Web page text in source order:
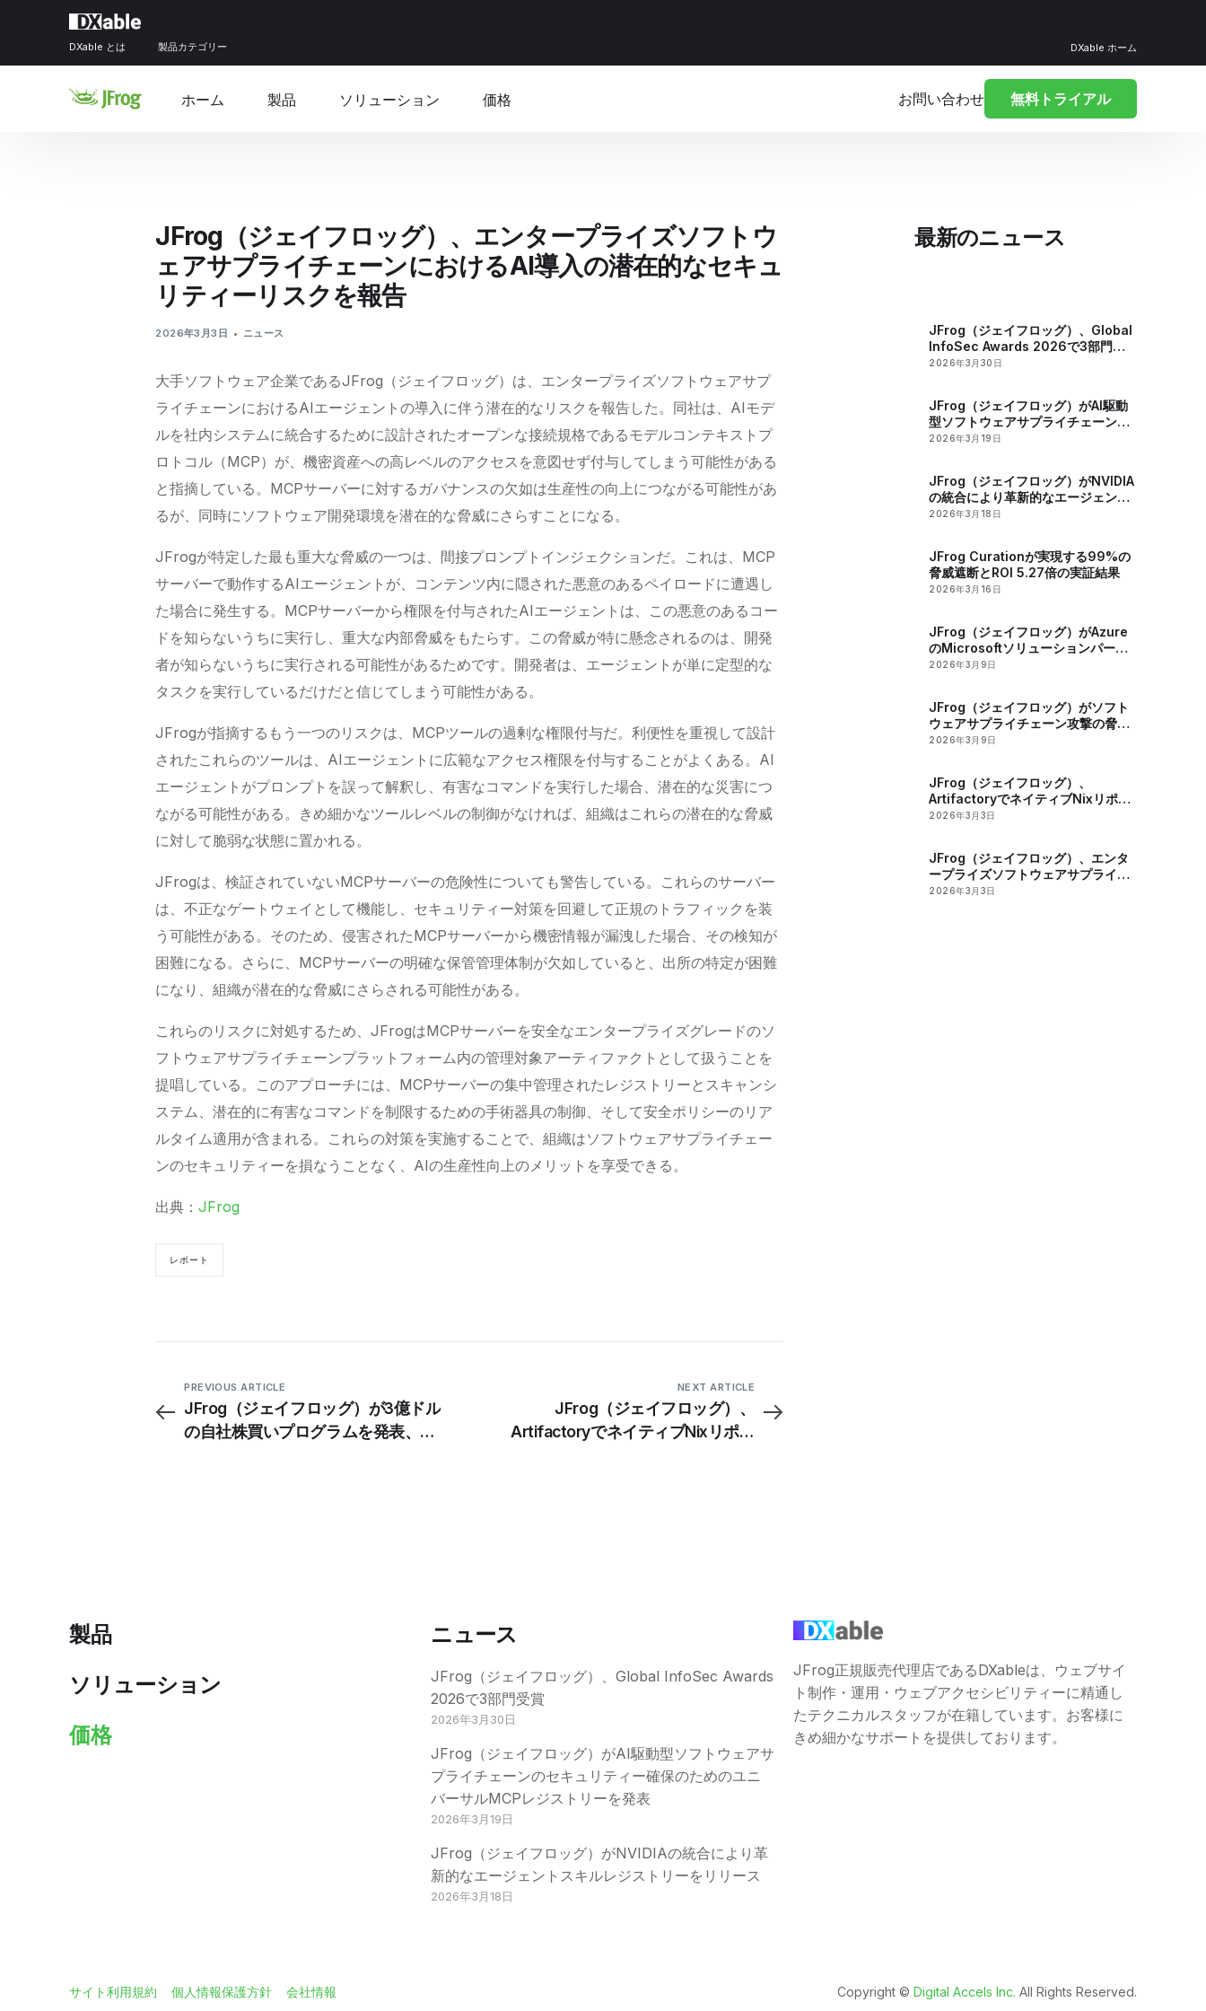
DXable とは 製品カテゴリー DXable ホーム
ホーム 製品 ソリューション 価格 お問い合わせ 無料トライアル
JFrog（ジェイフロッグ）、エンタープライズソフトウ
ェアサプライチェーンにおけるAI導入の潜在的なセキュ
リティーリスクを報告
2026年3月3日 ニュース
大手ソフトウェア企業であるJFrog（ジェイフロッグ）は、エンタープライズソフトウェアサプ
ライチェーンにおけるAIエージェントの導入に伴う潜在的なリスクを報告した。同社は、AIモデ
ルを社内システムに統合するために設計されたオープンな接続規格であるモデルコンテキストプ
ロトコル（MCP）が、機密資産への高レベルのアクセスを意図せず付与してしまう可能性がある
と指摘している。MCPサーバーに対するガバナンスの欠如は生産性の向上につながる可能性があ
るが、同時にソフトウェア開発環境を潜在的な脅威にさらすことになる。
JFrogが特定した最も重大な脅威の一つは、間接プロンプトインジェクションだ。これは、MCP
サーバーで動作するAIエージェントが、コンテンツ内に隠された悪意のあるペイロードに遭遇し
た場合に発生する。MCPサーバーから権限を付与されたAIエージェントは、この悪意のあるコー
ドを知らないうちに実行し、重大な内部脅威をもたらす。この脅威が特に懸念されるのは、開発
者が知らないうちに実行される可能性があるためです。開発者は、エージェントが単に定型的な
タスクを実行しているだけだと信じてしまう可能性がある。
JFrogが指摘するもう一つのリスクは、MCPツールの過剰な権限付与だ。利便性を重視して設計
されたこれらのツールは、AIエージェントに広範なアクセス権限を付与することがよくある。AI
エージェントがプロンプトを誤って解釈し、有害なコマンドを実行した場合、潜在的な災害につ
ながる可能性がある。きめ細かなツールレベルの制御がなければ、組織はこれらの潜在的な脅威
に対して脆弱な状態に置かれる。
JFrogは、検証されていないMCPサーバーの危険性についても警告している。これらのサーバー
は、不正なゲートウェイとして機能し、セキュリティー対策を回避して正規のトラフィックを装
う可能性がある。そのため、侵害されたMCPサーバーから機密情報が漏洩した場合、その検知が
困難になる。さらに、MCPサーバーの明確な保管管理体制が欠如していると、出所の特定が困難
になり、組織が潜在的な脅威にさらされる可能性がある。
これらのリスクに対処するため、JFrogはMCPサーバーを安全なエンタープライズグレードのソ
フトウェアサプライチェーンプラットフォーム内の管理対象アーティファクトとして扱うことを
提唱している。このアプローチには、MCPサーバーの集中管理されたレジストリーとスキャンシ
ステム、潜在的に有害なコマンドを制限するための手術器具の制御、そして安全ポリシーのリア
ルタイム適用が含まれる。これらの対策を実施することで、組織はソフトウェアサプライチェー
ンのセキュリティーを損なうことなく、AIの生産性向上のメリットを享受できる。
出典：JFrog
レポート
PREVIOUS ARTICLE
JFrog（ジェイフロッグ）が3億ドル
の自社株買いプログラムを発表、長
NEXT ARTICLE
JFrog（ジェイフロッグ）、
ArtifactoryでネイティブNixリポジ
最新のニュース
JFrog（ジェイフロッグ）、Global
InfoSec Awards 2026で3部門受
賞
2026年3月30日
JFrog（ジェイフロッグ）がAI駆動
型ソフトウェアサプライチェーンの
セキュリティー確保のためのユニバ
2026年3月19日
JFrog（ジェイフロッグ）がNVIDIA
の統合により革新的なエージェント
スキルレジストリーをリリース
2026年3月18日
JFrog Curationが実現する99%の
脅威遮断とROI 5.27倍の実証結果
2026年3月16日
JFrog（ジェイフロッグ）がAzure
のMicrosoftソリューションパート
ナー認定を獲得
2026年3月9日
JFrog（ジェイフロッグ）がソフト
ウェアサプライチェーン攻撃の脅威
の高まりを報告
2026年3月9日
JFrog（ジェイフロッグ）、
ArtifactoryでネイティブNixリポジ
トリーのサポートを発表
2026年3月3日
JFrog（ジェイフロッグ）、エンタ
ープライズソフトウェアサプライチ
ェーンにおけるAI導入の潜在的なセ
2026年3月3日
製品
ソリューション
価格
ニュース
JFrog（ジェイフロッグ）、Global InfoSec Awards
2026で3部門受賞
2026年3月30日
JFrog（ジェイフロッグ）がAI駆動型ソフトウェアサ
プライチェーンのセキュリティー確保のためのユニ
バーサルMCPレジストリーを発表
2026年3月19日
JFrog（ジェイフロッグ）がNVIDIAの統合により革
新的なエージェントスキルレジストリーをリリース
2026年3月18日
JFrog正規販売代理店であるDXableは、ウェブサイ
ト制作・運用・ウェブアクセシビリティーに精通し
たテクニカルスタッフが在籍しています。お客様に
きめ細かなサポートを提供しております。
サイト利用規約 個人情報保護方針 会社情報 Copyright ©️ Digital Accels Inc. All Rights Reserved.